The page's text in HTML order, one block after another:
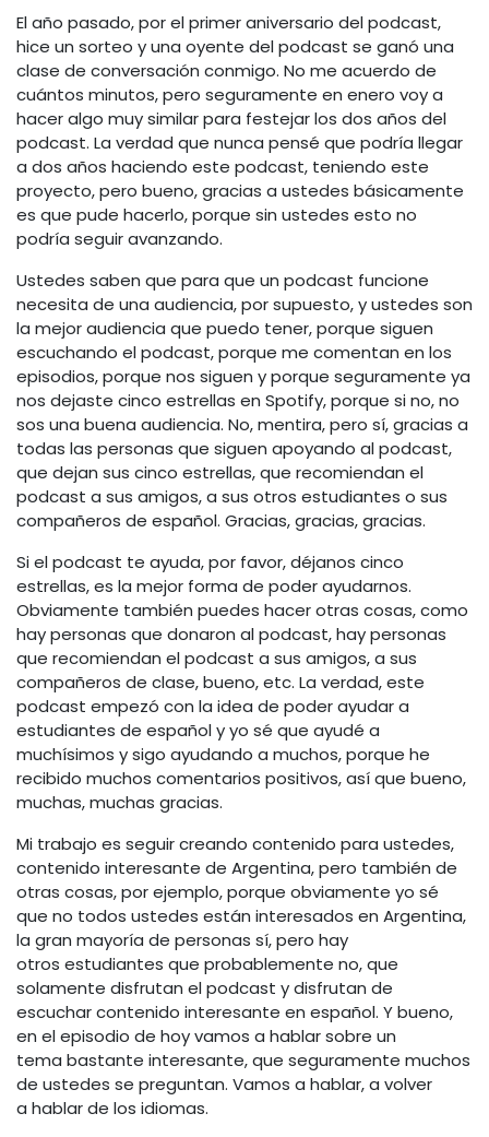
El año pasado, por el primer aniversario del podcast,
hice un sorteo y una oyente del podcast se ganó una
clase de conversación conmigo. No me acuerdo de
cuántos minutos, pero seguramente en enero voy a
hacer algo muy similar para festejar los dos años del
podcast. La verdad que nunca pensé que podría llegar
a dos años haciendo este podcast, teniendo este
proyecto, pero bueno, gracias a ustedes básicamente
es que pude hacerlo, porque sin ustedes esto no
podría seguir avanzando.
Ustedes saben que para que un podcast funcione
necesita de una audiencia, por supuesto, y ustedes son
la mejor audiencia que puedo tener, porque siguen
escuchando el podcast, porque me comentan en los
episodios, porque nos siguen y porque seguramente ya
nos dejaste cinco estrellas en Spotify, porque si no, no
sos una buena audiencia. No, mentira, pero sí, gracias a
todas las personas que siguen apoyando al podcast,
que dejan sus cinco estrellas, que recomiendan el
podcast a sus amigos, a sus otros estudiantes o sus
compañeros de español. Gracias, gracias, gracias.
Si el podcast te ayuda, por favor, déjanos cinco
estrellas, es la mejor forma de poder ayudarnos.
Obviamente también puedes hacer otras cosas, como
hay personas que donaron al podcast, hay personas
que recomiendan el podcast a sus amigos, a sus
compañeros de clase, bueno, etc. La verdad, este
podcast empezó con la idea de poder ayudar a
estudiantes de español y yo sé que ayudé a
muchísimos y sigo ayudando a muchos, porque he
recibido muchos comentarios positivos, así que bueno,
muchas, muchas gracias.
Mi trabajo es seguir creando contenido para ustedes,
contenido interesante de Argentina, pero también de
otras cosas, por ejemplo, porque obviamente yo sé
que no todos ustedes están interesados en Argentina,
la gran mayoría de personas sí, pero hay
otros estudiantes que probablemente no, que
solamente disfrutan el podcast y disfrutan de
escuchar contenido interesante en español. Y bueno,
en el episodio de hoy vamos a hablar sobre un
tema bastante interesante, que seguramente muchos
de ustedes se preguntan. Vamos a hablar, a volver
a hablar de los idiomas.